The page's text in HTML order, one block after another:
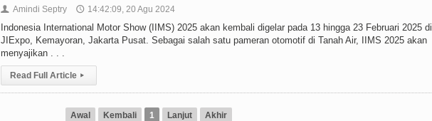
👤 Amindi Septry 🕔 14:42:09, 20 Agu 2024
Indonesia International Motor Show (IIMS) 2025 akan kembali digelar pada 13 hingga 23 Februari 2025 di
JIExpo, Kemayoran, Jakarta Pusat. Sebagai salah satu pameran otomotif di Tanah Air, IIMS 2025 akan
menyajikan . . .
Read Full Article ▸
Awal Kembali 1 Lanjut Akhir